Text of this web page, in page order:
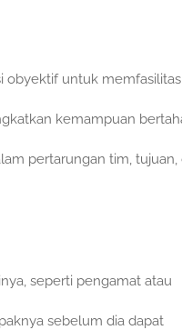
obyektif untuk memfasilitasi
kemampuan
pertarungan tim, tujuan,
seperti pengamat atau
sebelum dia dapat